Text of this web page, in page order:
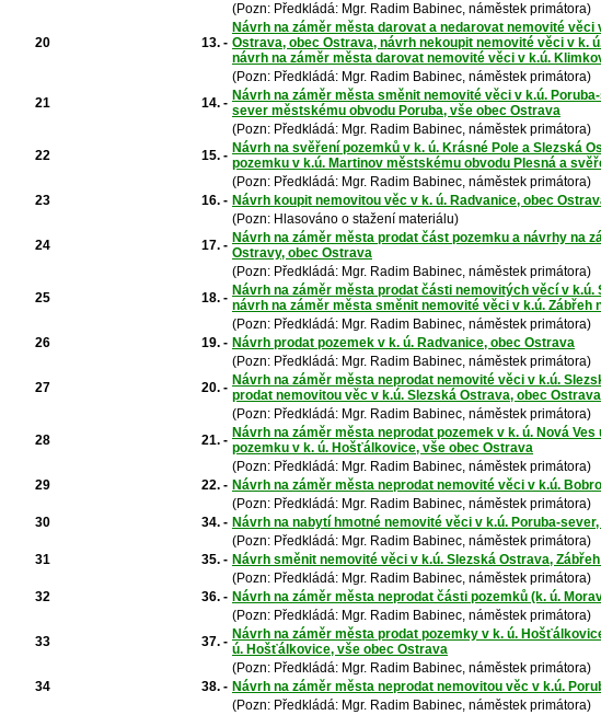
(Pozn: Předkládá: Mgr. Radim Babinec, náměstek primátora)
20 13. -
Návrh na záměr města darovat a nedarovat nemovité
Ostrava, obec Ostrava, návrh nekoupit nemovité věci v k.
návrh na záměr města darovat nemovité věci v k.ú.
(Pozn: Předkládá: Mgr. Radim Babinec, náměstek primátora)
21
14. - Návrh na záměr města směnit nemovité věci v k.ú.
sever městskému obvodu Poruba, vše obec Ostrava
(Pozn: Předkládá: Mgr. Radim Babinec, náměstek primátora)
22
15. - Návrh na svěření pozemků v k. ú. Krásné Pole a Slezská
pozemku v k.ú. Martinov městskému obvodu Plesná a
(Pozn: Předkládá: Mgr. Radim Babinec, náměstek primátora)
23
16. - Návrh koupit nemovitou věc v k. ú. Radvanice, obec
(Pozn: Hlasováno o stažení materiálu)
24
17. - Návrh na záměr města prodat část pozemku a návrhy na
Ostravy, obec Ostrava
(Pozn: Předkládá: Mgr. Radim Babinec, náměstek primátora)
25
18. - Návrh na záměr města prodat části nemovitých věcí v k.ú.
návrh na záměr města směnit nemovité věci v k.ú. Zábřeh
(Pozn: Předkládá: Mgr. Radim Babinec, náměstek primátora)
26
19. - Návrh prodat pozemek v k. ú. Radvanice, obec Ostrava
(Pozn: Předkládá: Mgr. Radim Babinec, náměstek primátora)
27
20. - Návrh na záměr města neprodat nemovité věci v k.ú.
prodat nemovitou věc v k.ú. Slezská Ostrava, obec Ostrava
(Pozn: Předkládá: Mgr. Radim Babinec, náměstek primátora)
28
21. - Návrh na záměr města neprodat pozemek v k. ú. Nová
pozemku v k. ú. Hošťálkovice, vše obec Ostrava
(Pozn: Předkládá: Mgr. Radim Babinec, náměstek primátora)
29
22. - Návrh na záměr města neprodat nemovité věci v k.ú.
(Pozn: Předkládá: Mgr. Radim Babinec, náměstek primátora)
30
34. - Návrh na nabytí hmotné nemovité věci v k.ú. Poruba-
(Pozn: Předkládá: Mgr. Radim Babinec, náměstek primátora)
31
35. - Návrh směnit nemovité věci v k.ú. Slezská Ostrava,
(Pozn: Předkládá: Mgr. Radim Babinec, náměstek primátora)
32
36. - Návrh na záměr města neprodat části pozemků (k. ú.
(Pozn: Předkládá: Mgr. Radim Babinec, náměstek primátora)
33
37. - Návrh na záměr města prodat pozemky v k. ú.
ú. Hošťálkovice, vše obec Ostrava
(Pozn: Předkládá: Mgr. Radim Babinec, náměstek primátora)
34
38. - Návrh na záměr města neprodat nemovitou věc v k.ú.
(Pozn: Předkládá: Mgr. Radim Babinec, náměstek primátora)